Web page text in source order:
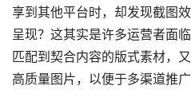
享到其他平台时，却发现截图
呈现？这其实是许多运营者面
匹配到契合内容的版式素材，
高质量图片，以便于多渠道推广